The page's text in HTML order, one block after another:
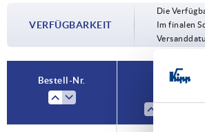
C
D
F
VERFÜGBARKEIT
Die
Im finalen
Bestell-Nr.